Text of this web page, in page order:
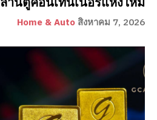
Home & Auto สิงหาคม 7, 2026